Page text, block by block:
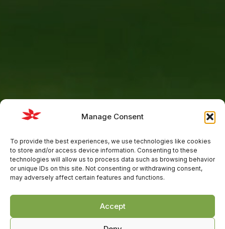
Manage Consent
To provide the best experiences, we use technologies like cookies
to store and/or access device information. Consenting to these
technologies will allow us to process data such as browsing behavior
or unique IDs on this site. Not consenting or withdrawing consent,
may adversely affect certain features and functions.
Accept
Pievienojieties mums veselīgākas
nākotnes veidošanā